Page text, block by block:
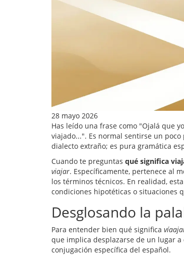
28 mayo 2026
Has leído una frase como "Ojalá que yo
viajado...". Es normal sentirse un
dialecto extraño; es pura gramática
Cuando te preguntas qué significa
viajar. Específicamente, pertenece al
los términos técnicos. En realidad,
condiciones hipotéticas o situaciones
Desglosando la
Para entender bien qué significa
que implica desplazarse de un lugar
conjugación específica del español.